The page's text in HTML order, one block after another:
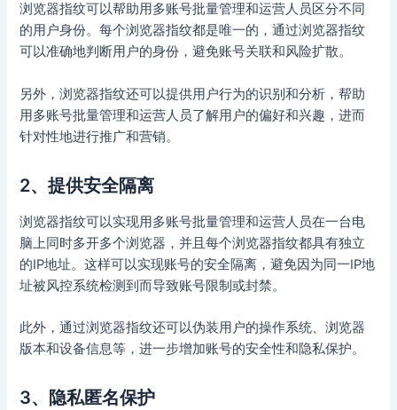
浏览器指纹可以帮助用多账号批量管理和运营人员区分不同
的用户身份。每个浏览器指纹都是唯一的，通过浏览器指纹
可以准确地判断用户的身份，避免账号关联和风险扩散。
另外，浏览器指纹还可以提供用户行为的识别和分析，帮助
用多账号批量管理和运营人员了解用户的偏好和兴趣，进而
针对性地进行推广和营销。
2、提供安全隔离
浏览器指纹可以实现用多账号批量管理和运营人员在一台电
脑上同时多开多个浏览器，并且每个浏览器指纹都具有独立
的IP地址。这样可以实现账号的安全隔离，避免因为同一IP地
址被风控系统检测到而导致账号限制或封禁。
此外，通过浏览器指纹还可以伪装用户的操作系统、浏览器
版本和设备信息等，进一步增加账号的安全性和隐私保护。
3、隐私匿名保护